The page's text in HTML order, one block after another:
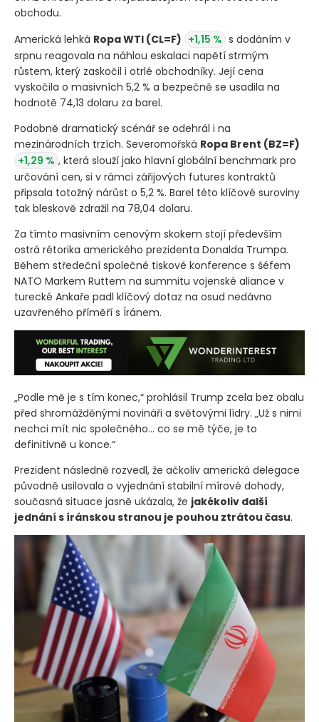
obchodu.
Americká lehká Ropa WTI (CL=F) +1,15 % s dodáním v
srpnu reagovala na náhlou eskalaci napětí strmým
růstem, který zaskočil i otrlé obchodníky. Její cena
vyskočila o masivních 5,2 % a bezpečně se usadila na
hodnotě 74,13 dolaru za barel.
Podobně dramatický scénář se odehrál i na
mezinárodních trzích. Severomořská Ropa Brent (BZ=F)
+1,29 % , která slouží jako hlavní globální benchmark pro
určování cen, si v rámci zářijových futures kontraktů
připsala totožný nárůst o 5,2 %. Barel této klíčové suroviny
tak bleskově zdražil na 78,04 dolaru.
Za tímto masivním cenovým skokem stojí především
ostrá rétorika amerického prezidenta Donalda Trumpa.
Během středeční společné tiskové konference s šéfem
NATO Markem Ruttem na summitu vojenské aliance v
turecké Ankaře padl klíčový dotaz na osud nedávno
uzavřeného příměří s Íránem.
„Podle mě je s tím konec,“ prohlásil Trump zcela bez obalu
před shromážděnými novináři a světovými lídry. „Už s nimi
nechci mít nic společného… co se mě týče, je to
definitivně u konce.“
Prezident následně rozvedl, že ačkoliv americká delegace
původně usilovala o vyjednání stabilní mírové dohody,
současná situace jasně ukázala, že jakékoliv další
jednání s íránskou stranou je pouhou ztrátou času.